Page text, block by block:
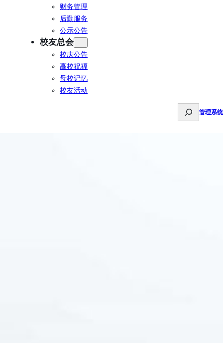
财务管理
后勤服务
公示公告
校友总会
校庆公告
高校祝福
母校记忆
校友活动
e
管理系统